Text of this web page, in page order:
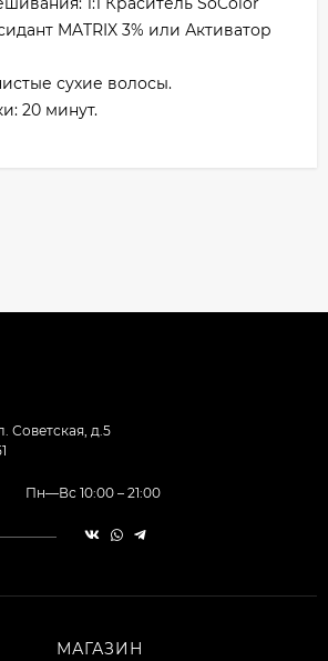
MATRIX 3% или Активатор
сухие волосы.
20 минут.
Советская, д.5
Пн—Вс 10:00 – 21:00
МАГАЗИН